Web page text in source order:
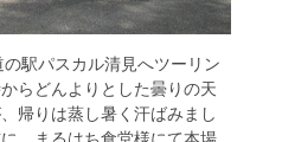
駅パスカル清見へツーリン
らどんよりとした曇りの天
帰りは蒸し暑く汗ばみまし